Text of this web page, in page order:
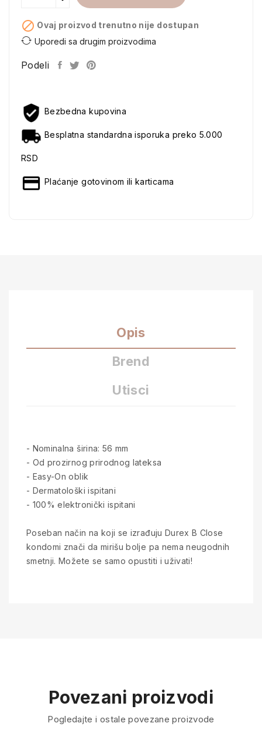
 Ovaj proizvod trenutno nije dostupan
Uporedi sa drugim proizvodima
Podeli
Bezbedna kupovina
Besplatna standardna isporuka preko 5.000
RSD
Plaćanje gotovinom ili karticama
Opis
Brend
Utisci
- Nominalna širina: 56 mm
- Od prozirnog prirodnog lateksa
- Easy-On oblik
- Dermatološki ispitani
- 100% elektronički ispitani
Poseban način na koji se izrađuju Durex B Close
kondomi znači da mirišu bolje pa nema neugodnih
smetnji. Možete se samo opustiti i uživati!
Povezani proizvodi
Pogledajte i ostale povezane proizvode